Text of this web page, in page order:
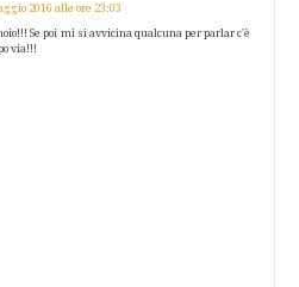
2016 alle ore 23:03
Se poi mi si avvicina qualcuna per parlar c'è
via!!!